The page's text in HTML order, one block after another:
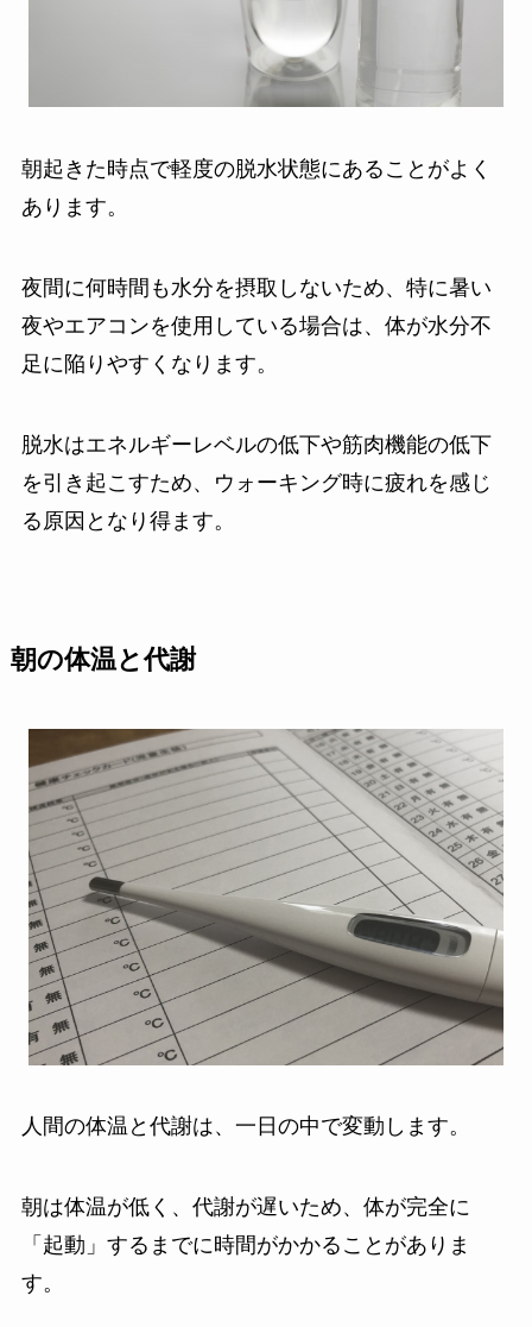
朝起きた時点で軽度の脱水状態にあることがよく
あります。
夜間に何時間も水分を摂取しないため、特に暑い
夜やエアコンを使用している場合は、体が水分不
足に陥りやすくなります。
脱水はエネルギーレベルの低下や筋肉機能の低下
を引き起こすため、ウォーキング時に疲れを感じ
る原因となり得ます。
朝の体温と代謝
人間の体温と代謝は、一日の中で変動します。
朝は体温が低く、代謝が遅いため、体が完全に
「起動」するまでに時間がかかることがありま
す。